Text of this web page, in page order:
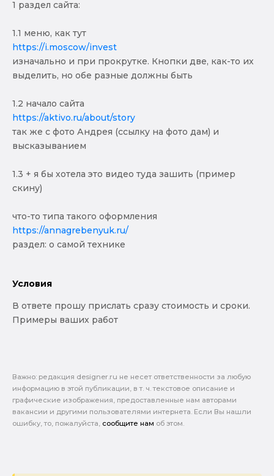
1 раздел сайта:
1.1 меню, как тут
https://i.moscow/invest
изначально и при прокрутке. Кнопки две, как-то их
выделить, но обе разные должны быть
1.2 начало сайта
https://aktivo.ru/about/story
так же с фото Андрея (ссылку на фото дам) и
высказыванием
1.3 + я бы хотела это видео туда зашить (пример
скину)
что-то типа такого оформления
https://annagrebenyuk.ru/
раздел: о самой технике
Условия
В ответе прошу прислать сразу стоимость и сроки.
Примеры ваших работ
Важно: pедакция designer.ru не несет ответственности за любую
информацию в этой публикации, в т. ч. текстовое описание и
графические изображения, предоставленные нам авторами
вакансии и другими пользователями интернета. Если Вы нашли
ошибку, то, пожалуйста, сообщите нам об этом.